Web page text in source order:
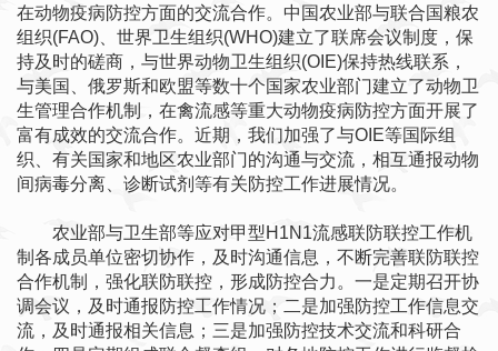
在动物疫病防控方面的交流合作。中国农业部与联合国粮农
组织(FAO)、世界卫生组织(WHO)建立了联席会议制度，保
持及时的磋商，与世界动物卫生组织(OIE)保持热线联系，
与美国、俄罗斯和欧盟等数十个国家农业部门建立了动物卫
生管理合作机制，在禽流感等重大动物疫病防控方面开展了
富有成效的交流合作。近期，我们加强了与OIE等国际组
织、有关国家和地区农业部门的沟通与交流，相互通报动物
间病毒分离、诊断试剂等有关防控工作进展情况。
农业部与卫生部等应对甲型H1N1流感联防联控工作机
制各成员单位密切协作，及时沟通信息，不断完善联防联控
合作机制，强化联防联控，形成防控合力。一是定期召开协
调会议，及时通报防控工作情况；二是加强防控工作信息交
流，及时通报相关信息；三是加强防控技术交流和科研合